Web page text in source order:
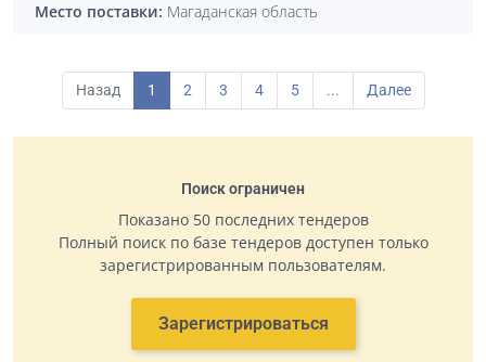
Место поставки: Магаданская область
Назад 1 2 3 4 5 ... Далее
Поиск ограничен
Показано 50 последних тендеров
Полный поиск по базе тендеров доступен только
зарегистрированным пользователям.
Зарегистрироваться